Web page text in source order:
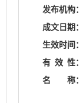
发布机构：
成文日期：
生效时间：
有 效 性：
名
称：